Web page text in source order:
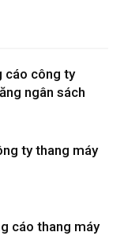
cáo công ty
ngân sách
ty thang máy
cáo thang máy